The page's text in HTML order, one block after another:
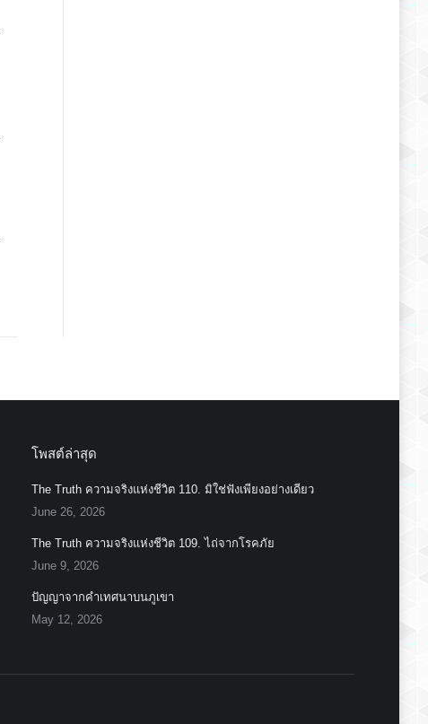
โพสต์ล่าสุด
The Truth ความจริงแห่งชีวิต 110. มิใช่ฟังเพียงอย่างเดียว
June 26, 2026
The Truth ความจริงแห่งชีวิต 109. ไถ่จากโรคภัย
June 9, 2026
ปัญญาจากคำเทศนาบนภูเขา
May 12, 2026